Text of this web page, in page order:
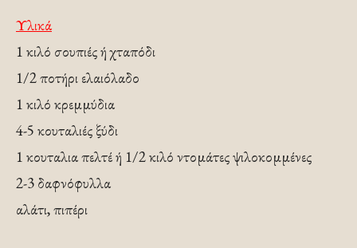
Υλικά
1 κιλό σουπιές ή χταπόδι
1/2 ποτήρι ελαιόλαδο
1 κιλό κρεμμύδια
4-5 κουταλιές ξύδι
1 κουταλια πελτέ ή 1/2 κιλό ντομάτες ψιλοκομμένες
2-3 δαφνόφυλλα
αλάτι, πιπέρι